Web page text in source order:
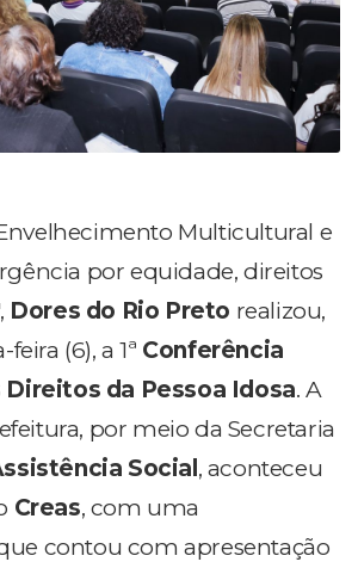
Multicultural e
por equidade, direitos
Dores do Rio Preto realizou,
(6), a 1ª Conferência
da Pessoa Idosa. A
por meio da Secretaria
Social , aconteceu
Creas, com uma
contou com apresentação